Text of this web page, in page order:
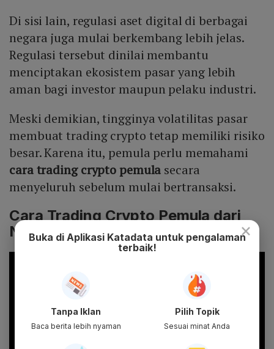
Di sisi lain, regulasi aset digital di berbagai
negara juga mulai berkembang lebih jelas.
Regulasi tersebut dinilai membantu
menciptakan ekosistem pasar yang lebih
aman bagi investor maupun pelaku industri.
Meski demikian, tingginya volatilitas pasar
membuat trading crypto tetap memiliki risiko
besar. Karena itu, pemula perlu memahami
cara trading crypto pemula secara
menyeluruh sebelum mulai bertransaksi.
Cara Trading Crypto Pemula dari
Nol
×
Buka di Aplikasi Katadata untuk pengalaman
terbaik!
Tanpa Iklan
Baca berita lebih nyaman
Pilih Topik
Sesuai minat Anda